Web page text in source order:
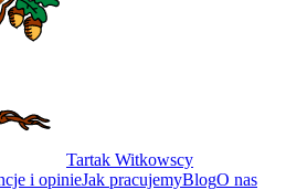
Tartak Witkowscy
i opinieJak pracujemyBlogO nas